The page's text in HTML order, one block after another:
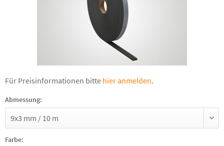
Für Preisinformationen bitte hier anmelden.
Abmessung:
Farbe: